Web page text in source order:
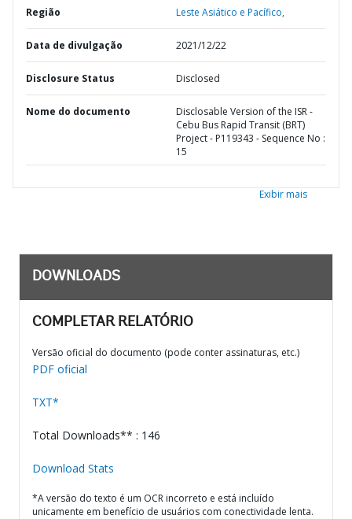
Região Leste Asiático e Pacífico,
Data de divulgação 2021/12/22
Disclosure Status Disclosed
Nome do documento
Disclosable Version of the ISR -
Cebu Bus Rapid Transit (BRT)
Project - P119343 - Sequence No :
15
Exibir mais
DOWNLOADS
COMPLETAR RELATÓRIO
Versão oficial do documento (pode conter assinaturas, etc.)
PDF oficial
TXT*
Total Downloads** : 146
Download Stats
*A versão do texto é um OCR incorreto e está incluído
unicamente em benefício de usuários com conectividade lenta.